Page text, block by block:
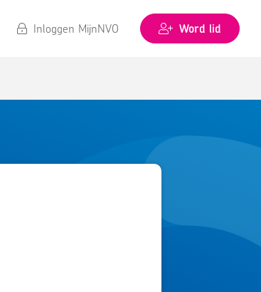
Inloggen MijnNVO Word lid